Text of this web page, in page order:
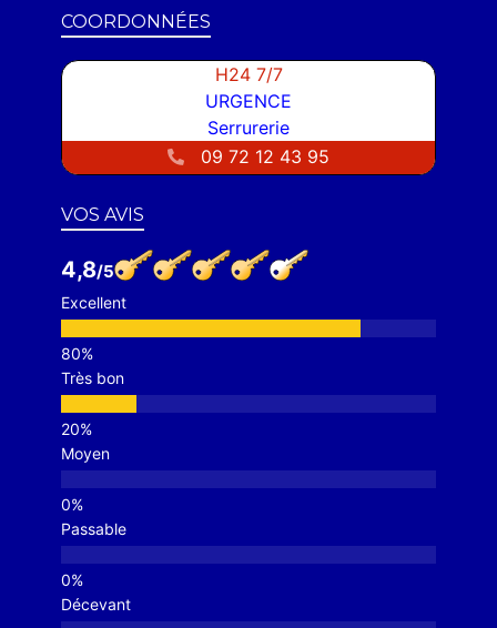
COORDONNÉES
H24 7/7
URGENCE
Serrurerie
09 72 12 43 95
VOS AVIS
4,8
Excellent
Très bon
Moyen
Passable
Décevant